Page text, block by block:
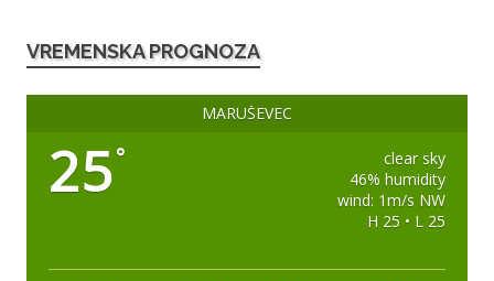
VREMENSKA PROGNOZA
MARUŠEVEC
25°
clear sky
46% humidity
wind: 1m/s NW
H 25 • L 25